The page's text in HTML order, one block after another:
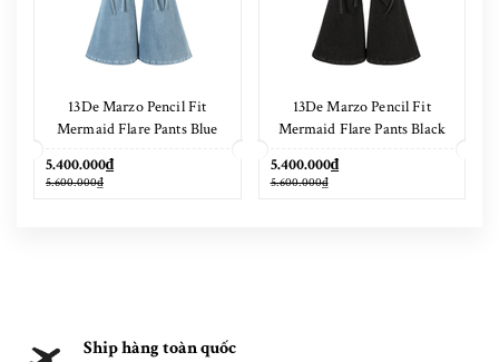
13De Marzo Pencil Fit
Mermaid Flare Pants Blue
5.400.000₫
5.600.000₫
13De Marzo Pencil Fit
Mermaid Flare Pants Black
5.400.000₫
5.600.000₫
Ship hàng toàn quốc